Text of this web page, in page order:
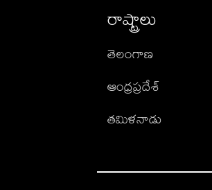
రాష్ట్రాలు
తెలంగాణ
ఆంధ్రప్రదేశ్
తమిళనాడు